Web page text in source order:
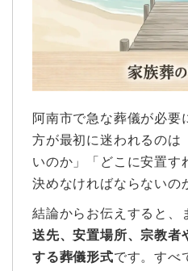
阿南市で急な葬儀が必要
方が最初に迷われるのは
いのか」「どこに安置す
決めなければならないの
結論からお伝えすると、
送先、安置場所、宗教者
する葬儀形式です。すべ